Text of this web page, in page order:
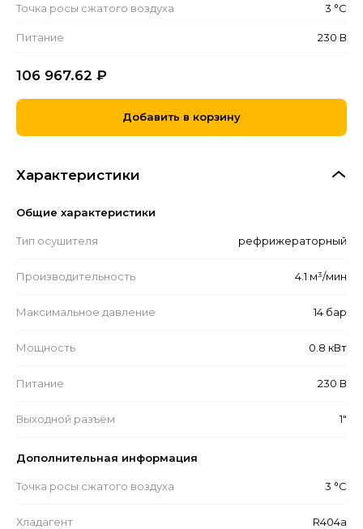
Точка росы сжатого воздуха 3 °С
Питание 230 В
106 967.62 ₽
Добавить в корзину
Характеристики
Общие характеристики
Тип осушителя рефрижераторный
Производительность 4.1 м³/мин
Максимальное давление 14 бар
Мощность 0.8 кВт
Питание 230 В
Выходной разъём 1"
Дополнительная информация
Точка росы сжатого воздуха 3 °С
Хладагент R404a